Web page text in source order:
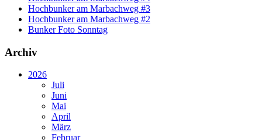
Hochbunker am Marbachweg #3
Hochbunker am Marbachweg #2
Bunker Foto Sonntag
Archiv
2026
Juli
Juni
Mai
April
März
Februar